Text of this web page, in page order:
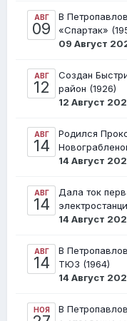
АВГ
09
В
«Спартак»
09 Август
АВГ
12
Создан
район (1926)
12 Август
АВГ
14
Родился
14 Август
АВГ
14
Дала ток
14 Август
АВГ
14
В
ТЮЗ (1964)
14 Август
НОЯ
В